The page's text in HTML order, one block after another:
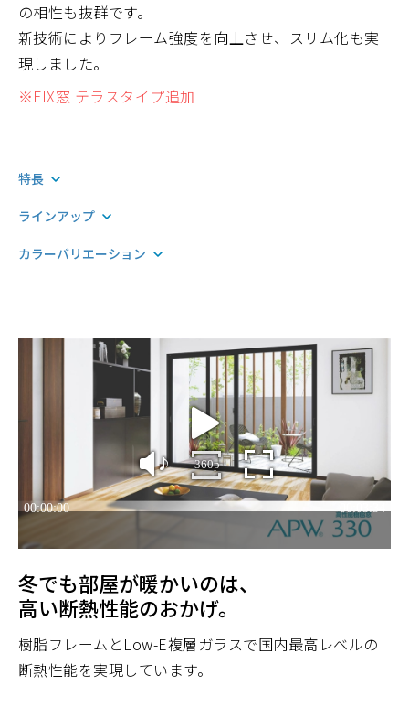
の相性も抜群です。
新技術によりフレーム強度を向上させ、スリム化も実
現しました。
※FIX窓 テラスタイプ追加
特長
ラインアップ
カラーバリエーション
冬でも部屋が暖かいのは、
高い断熱性能のおかげ。
樹脂フレームとLow-E複層ガラスで国内最高レベルの
断熱性能を実現しています。